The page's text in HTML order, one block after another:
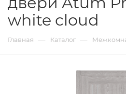
white cloud
Главная — Каталог —